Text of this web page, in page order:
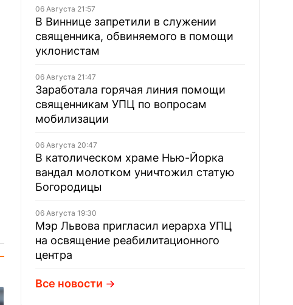
06 Августа 21:57
В Виннице запретили в служении
священника, обвиняемого в помощи
уклонистам
06 Августа 21:47
Заработала горячая линия помощи
священникам УПЦ по вопросам
мобилизации
06 Августа 20:47
В католическом храме Нью-Йорка
вандал молотком уничтожил статую
Богородицы
06 Августа 19:30
Мэр Львова пригласил иерарха УПЦ
на освящение реабилитационного
центра
Все новости